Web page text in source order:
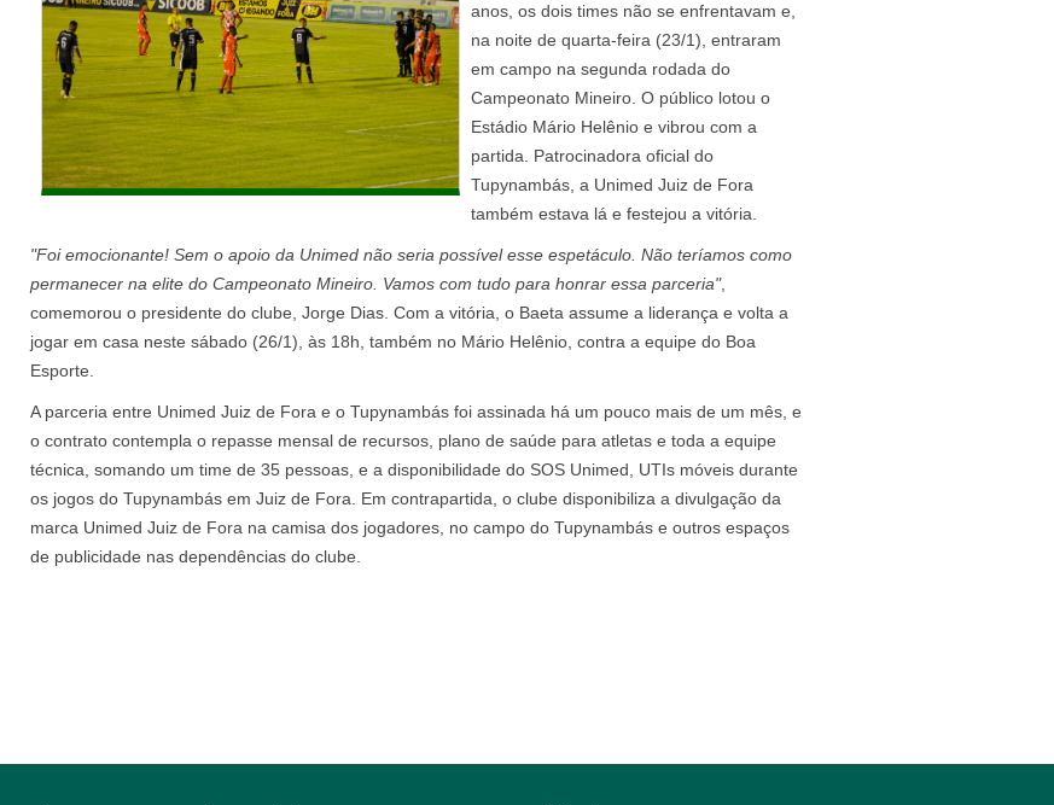
anos, os dois times não se enfrentavam e,
na noite de quarta-feira (23/1), entraram
em campo na segunda rodada do
Campeonato Mineiro. O público lotou o
Estádio Mário Helênio e vibrou com a
partida. Patrocinadora oficial do
Tupynambás, a Unimed Juiz de Fora
também estava lá e festejou a vitória.
"Foi emocionante! Sem o apoio da Unimed não seria possível esse espetáculo. Não teríamos como
permanecer na elite do Campeonato Mineiro. Vamos com tudo para honrar essa parceria",
comemorou o presidente do clube, Jorge Dias. Com a vitória, o Baeta assume a liderança e volta a
jogar em casa neste sábado (26/1), às 18h, também no Mário Helênio, contra a equipe do Boa
Esporte.
A parceria entre Unimed Juiz de Fora e o Tupynambás foi assinada há um pouco mais de um mês, e
o contrato contempla o repasse mensal de recursos, plano de saúde para atletas e toda a equipe
técnica, somando um time de 35 pessoas, e a disponibilidade do SOS Unimed, UTIs móveis durante
os jogos do Tupynambás em Juiz de Fora. Em contrapartida, o clube disponibiliza a divulgação da
marca Unimed Juiz de Fora na camisa dos jogadores, no campo do Tupynambás e outros espaços
de publicidade nas dependências do clube.